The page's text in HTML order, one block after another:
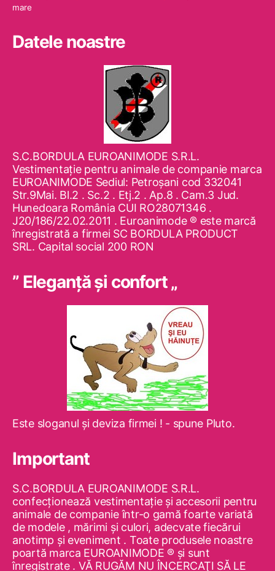
mare
Datele noastre
S.C.BORDULA EUROANIMODE S.R.L.
Vestimentaţie pentru animale de companie marca
EUROANIMODE Sediul: Petroşani cod 332041
Str.9Mai. Bl.2 . Sc.2 . Etj.2 . Ap.8 . Cam.3 Jud.
Hunedoara România CUI RO28071346 .
J20/186/22.02.2011 . Euroanimode ® este marcă
înregistrată a firmei SC BORDULA PRODUCT
SRL. Capital social 200 RON
” Eleganţă şi confort „
Este sloganul şi deviza firmei ! - spune Pluto.
Important
S.C.BORDULA EUROANIMODE S.R.L.
confecţionează vestimentaţie şi accesorii pentru
animale de companie într-o gamă foarte variată
de modele , mărimi şi culori, adecvate fiecărui
anotimp şi eveniment . Toate produsele noastre
poartă marca EUROANIMODE ® şi sunt
înregistrate . VĂ RUGĂM NU ÎNCERCAŢI SĂ LE